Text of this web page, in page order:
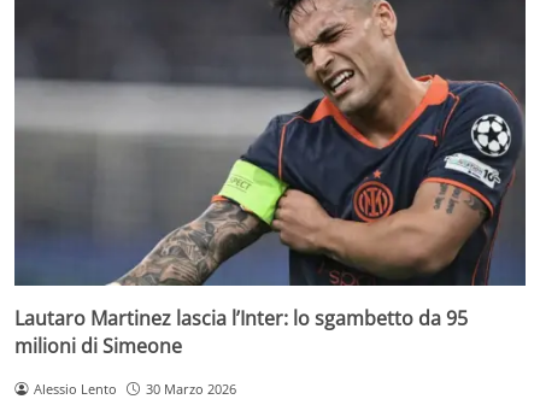
Lautaro Martinez lascia l’Inter: lo sgambetto da 95
milioni di Simeone
Alessio Lento 30 Marzo 2026